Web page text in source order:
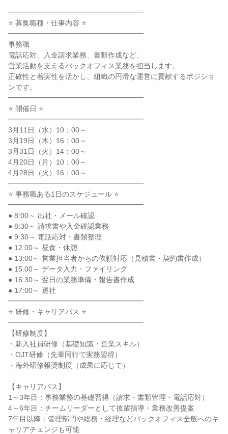
━━━━━━━━━━━━━━━━━━━
⭐ 募集職種・仕事内容 ⭐
━━━━━━━━━━━━━━━━━━━
事務職
電話応対、入金請求業務、書類作成など、
営業活動を支えるバックオフィス業務を担当します。
正確性と着実性を活かし、組織の円滑な運営に貢献するポジショ
ンです。
━━━━━━━━━━━━━━━━━━━
⭐ 開催日 ⭐
━━━━━━━━━━━━━━━━━━━
3月11日（水）10：00～
3月19日（木）16：00～
3月31日（火）14：00～
4月20日（月）10：00～
4月28日（火）16：00～
━━━━━━━━━━━━━━━━━━━
⭐ 事務職ある1日のスケジュール ⭐
━━━━━━━━━━━━━━━━━━━
● 8:00～ 出社・メール確認
● 8:30～ 請求書や入金確認業務
● 9:30～ 電話応対・書類整理
● 12:00～ 昼食・休憩
● 13:00～ 営業担当者からの依頼対応（見積書・契約書作成）
● 15:00～ データ入力・ファイリング
● 16:30～ 翌日の業務準備・報告書作成
● 17:00～ 退社
━━━━━━━━━━━━━━━━━━━
⭐ 研修・キャリアパス ⭐
━━━━━━━━━━━━━━━━━━━
【研修制度】
・新入社員研修（基礎知識・営業スキル）
・OJT研修（先輩同行で実務習得）
・海外研修報奨制度（成果に応じて）
【キャリアパス】
1～3年目：事務業務の基礎習得（請求・書類管理・電話応対）
4～6年目：チームリーダーとして後輩指導・業務改善提案
7年目以降：管理部門や総務・経理などバックオフィス全般へのキ
ャリアチェンジも可能